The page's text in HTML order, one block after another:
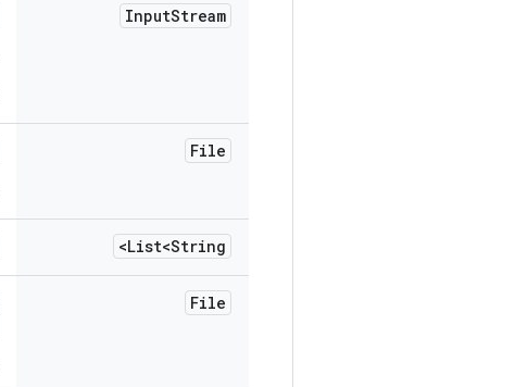
InputStream
File
List<String>
File